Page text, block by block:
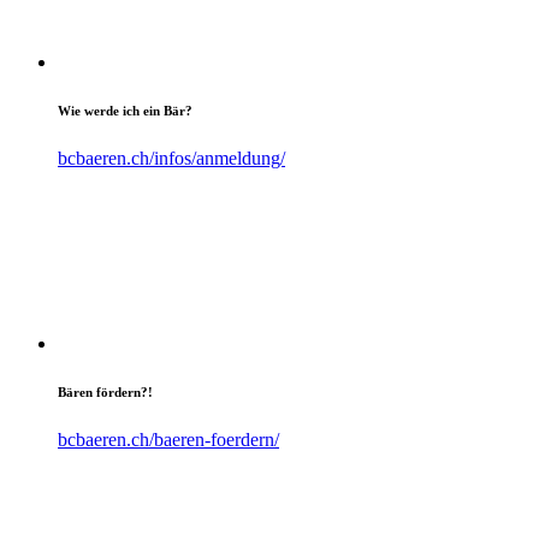
Wie werde ich ein Bär?
bcbaeren.ch/infos/anmeldung/
Bären fördern?!
bcbaeren.ch/baeren-foerdern/